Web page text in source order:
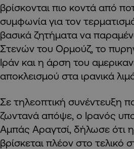
βρίσκονται πιο κοντά από
συμφωνία για τον
βασικά ζητήματα να
Στενών του Ορμούζ, το
Ιράν και η άρση του
αποκλεισμού στα ιρανικά
Σε τηλεοπτική συνέντευξη
ζωντανά απόψε, ο Ιρανός
Αμπάς Αραγτσί, δήλωσε ότι
βρίσκεται πλέον στο τελικό